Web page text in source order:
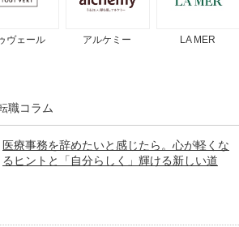
ヴェール アルケミー LA MER
職コラム
医療事務を辞めたいと感じたら。心が軽くな
るヒントと「自分らしく」輝ける新しい道